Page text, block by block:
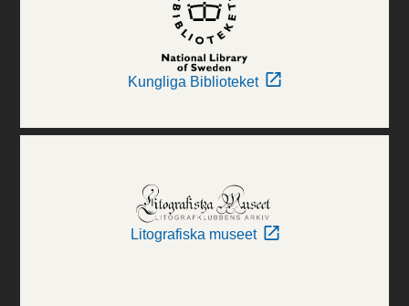
Kungliga Biblioteket
Litografiska museet